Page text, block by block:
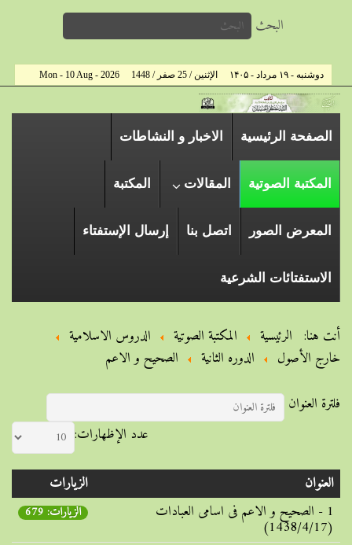
البحث
دوشنبه - ۱۹ مرداد - ۱۴۰۵ الإثنين / 25 صفر / 1448 Mon - 10 Aug - 2026
الصفحة الرئیسیة الاخبار و النشاطات
المكتبة الصوتية المقالات المكتبة
المعرض الصور اتصل بنا إرسال الإستفتاء
الاستفتائات الشرعية
أنت هنا: الرئيسية المكتبة الصوتية
الدروس الاسلامیة
خارج الأصول
الدوره الثانية
الصحیح و الاعم
فلترة العنوان
عدد الإظهارات:
العنوان
الزيارات
1 - الصحیح و الاعم فی اسامی العبادات
(1438/4/17)
الزيارات: 679